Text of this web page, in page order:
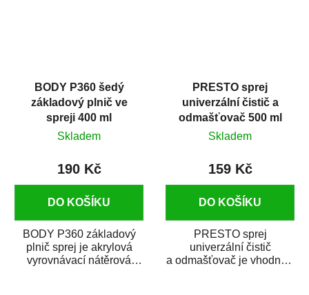
BODY P360 šedý
základový plnič ve
spreji 400 ml
Skladem
190 Kč
DO KOŠÍKU
BODY P360 základový
plnič sprej je akrylová
vyrovnávací nátěrová
PRESTO sprej
univerzální čistič a
odmašťovač 500 ml
Skladem
159 Kč
DO KOŠÍKU
PRESTO sprej
univerzální čistič
a odmašťovač je vhodný k